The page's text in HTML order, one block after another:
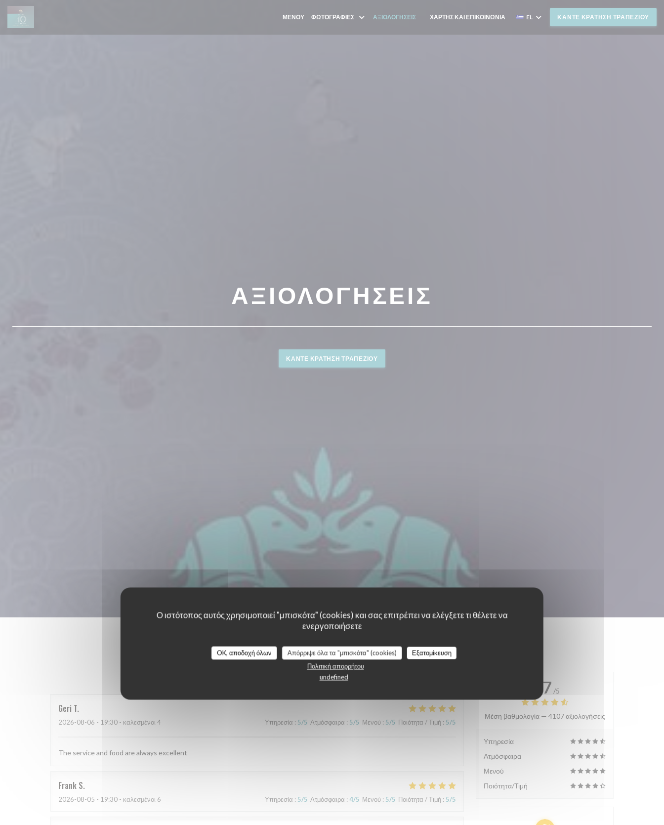
Πίνακας διαχείρισης "Μπισκότων" (Cookies)
Ο ιστότοπος αυτός χρησιμοποιεί "μπισκότα" (cookies) και σας επιτρέπει να ελέγξετε τι θέλετε να
ενεργοποιήσετε
OK, αποδοχή όλων Απόρριψε όλα τα "μπισκότα" (cookies)
Εξατομίκευση
Πολιτική απορρήτου
undefined
ΜΕΝΟΎ ΦΩΤΟΓΡΑΦΊΕΣ ΑΞΙΟΛΟΓΉΣΕΙΣ ((ΑΝΟΊΓΕΙ ΣΕ ΝΈΟ ΠΑΡΆΘΥΡΟ))
ΧΆΡΤΗΣ ΚΑΙ ΕΠΙΚΟΙΝΩΝΊΑ EL ΚΆΝΤΕ ΚΡΆΤΗΣΗ ΤΡΑΠΕΖΙΟΎ
ΑΞΙΟΛΟΓΉΣΕΙΣ
ΚΆΝΤΕ ΚΡΆΤΗΣΗ ΤΡΑΠΕΖΙΟΎ
Οι βαθμολογίες πελατών μας
Geri T
2026-08-06 - 19:30 - καλεσμένοι 4 Υπηρεσία : 5/5 Ατμόσφαιρα : 5/5 Μενού : 5/5 Ποιότητα / Τιμή : 5/5
The service and food are always excellent
Frank S
2026-08-05 - 19:30 - καλεσμένοι 6 Υπηρεσία : 5/5 Ατμόσφαιρα : 4/5 Μενού : 5/5 Ποιότητα / Τιμή : 5/5
4.7 /5
Μέση βαθμολογία — 4107 αξιολογήσεις
Υπηρεσία
Ατμόσφαιρα
Μενού
Ποιότητα/Τιμή